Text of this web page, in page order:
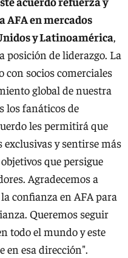
AFA en mercados
y Latinoamérica,
posición de liderazgo. La
con socios comerciales
global de nuestra
los fanáticos de
les permitirá que
exclusivas y sentirse más
que persigue
Agradecemos a
confianza en AFA para
Queremos seguir
todo el mundo y este
en esa dirección".